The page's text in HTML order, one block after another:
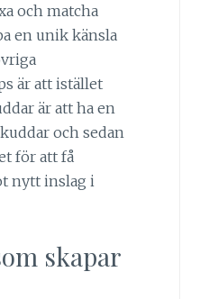
och matcha
en unik känsla
är att istället
är att ha en
och sedan
för att få
nytt inslag i
skapar